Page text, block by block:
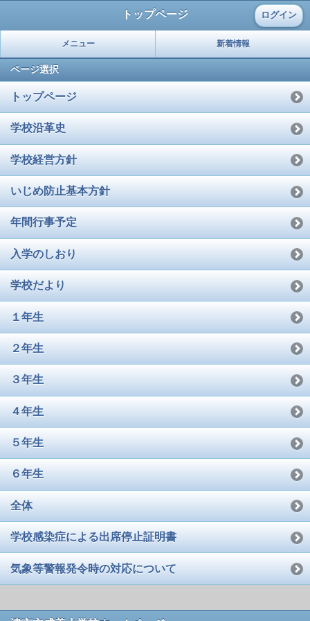
トップページ ログイン
メニュー 新着情報
ページ選択
トップページ
学校沿革史
学校経営方針
いじめ防止基本方針
年間行事予定
入学のしおり
学校だより
１年生
２年生
３年生
４年生
５年生
６年生
全体
学校感染症による出席停止証明書
気象等警報発令時の対応について